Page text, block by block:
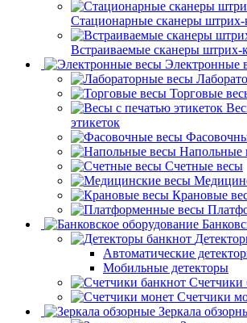
Стационарные сканеры штрих-
Встраиваемые сканеры штрих-
Электронные
Торговые
этикеток
Напольные
Счетные весы
Крановые
Автоматические
Мобильные детекторы
Счетчики
Счетчики
Зеркала